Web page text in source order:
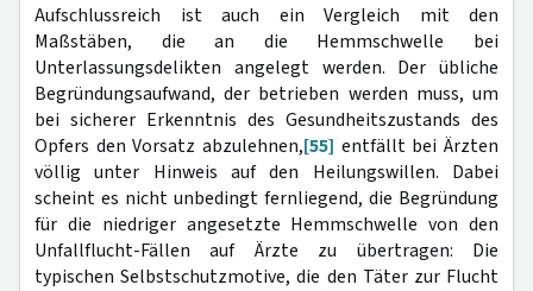
Aufschlussreich ist auch ein Vergleich mit den
Maßstäben, die an die Hemmschwelle bei
Unterlassungsdelikten angelegt werden. Der übliche
Begründungsaufwand, der betrieben werden muss, um
bei sicherer Erkenntnis des Gesundheitszustands des
Opfers den Vorsatz abzulehnen,[55] entfällt bei Ärzten
völlig unter Hinweis auf den Heilungswillen. Dabei
scheint es nicht unbedingt fernliegend, die Begründung
für die niedriger angesetzte Hemmschwelle von den
Unfallflucht-Fällen auf Ärzte zu übertragen: Die
typischen Selbstschutzmotive, die den Täter zur Flucht